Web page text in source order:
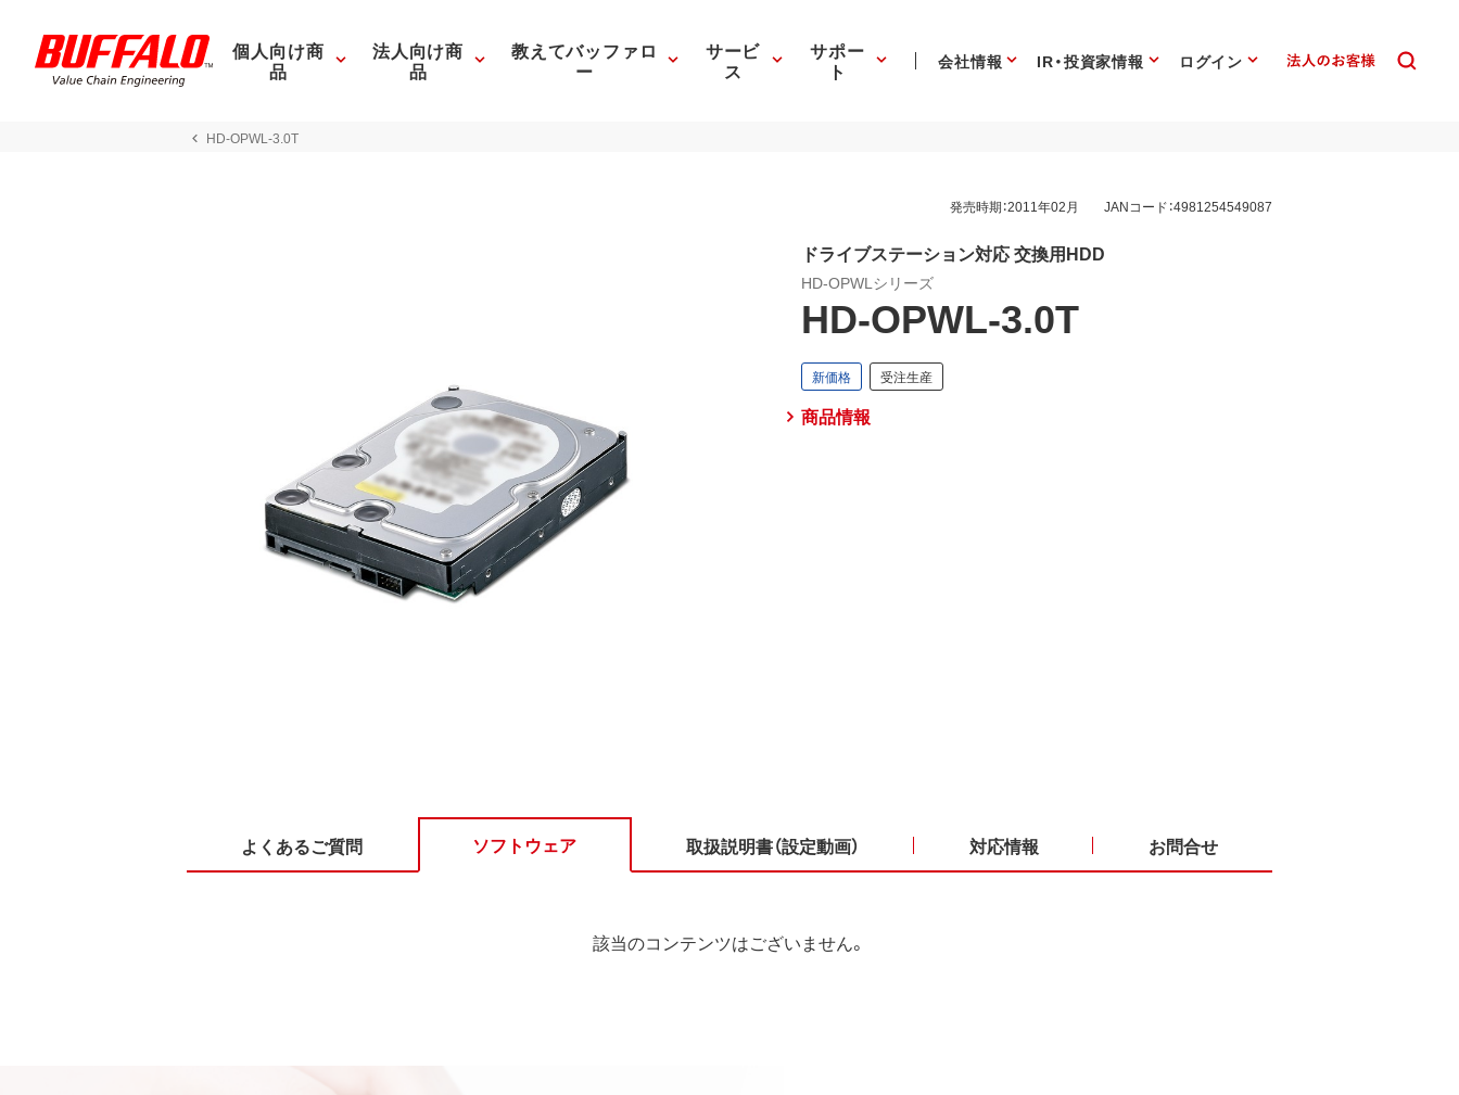
個人向け商
品
法人向け商
品
教えてバッファロ
ー
サービ
ス
サポー
ト 会社情報 IR・投資家情報 ログイン
HD-OPWL-3.0T
発売時期：2011年02月 JANコード：4981254549087
ドライブステーション対応 交換用HDD
HD-OPWLシリーズ
HD-OPWL-3.0T
商品情報
よくあるご質問 ソフトウェア 取扱説明書（設定動画） 対応情報 お問合せ
該当のコンテンツはございません。